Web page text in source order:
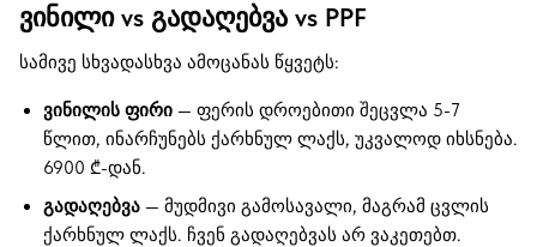
ვინილი vs გადაღებვა vs PPF
სამივე სხვადასხვა ამოცანას წყვეტს:
ვინილის ფირი — ფერის დროებითი შეცვლა 5-7
წლით, ინარჩუნებს ქარხნულ ლაქს, უკვალოდ იხსნება.
6900 ₾-დან.
გადაღებვა — მუდმივი გამოსავალი, მაგრამ ცვლის
ქარხნულ ლაქს. ჩვენ გადაღებვას არ ვაკეთებთ.